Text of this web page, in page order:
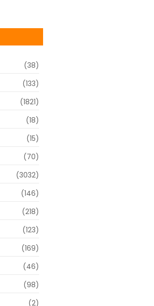
(38)
(133)
(1821)
(18)
(15)
(70)
(3032)
(146)
(218)
(123)
(169)
(46)
(98)
(2)